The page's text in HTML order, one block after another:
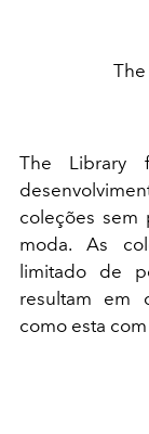
The Library
coleções sem
moda. As
limitado de
resultam em
como esta